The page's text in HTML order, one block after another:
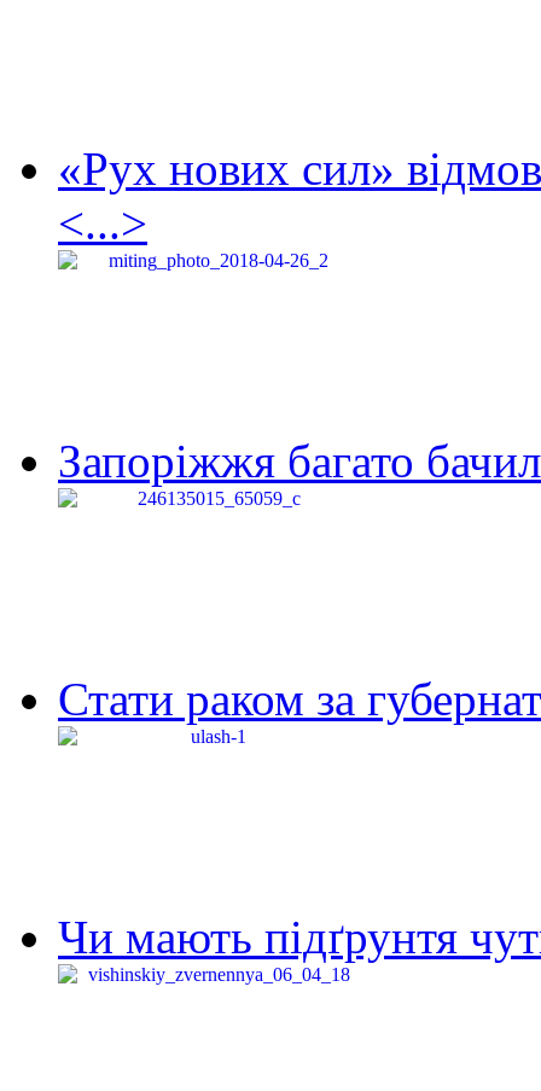
«Рух нових сил»
<...>
Запоріжжя багато
Стати раком за
Чи мають підґрунтя